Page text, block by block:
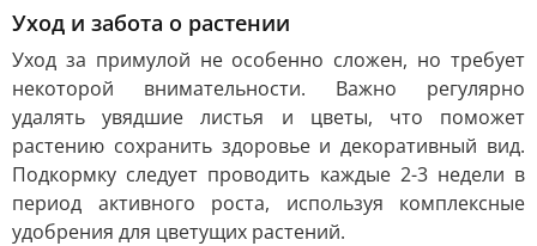
Уход и забота о растении
Уход за примулой не особенно сложен, но требует
некоторой внимательности. Важно регулярно
удалять увядшие листья и цветы, что поможет
растению сохранить здоровье и декоративный вид.
Подкормку следует проводить каждые 2-3 недели в
период активного роста, используя комплексные
удобрения для цветущих растений.